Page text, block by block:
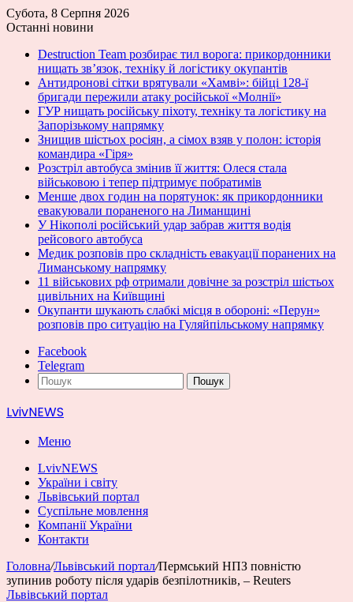
Субота, 8 Серпня 2026
Останні новини
Destruction Team розбирає тил ворога: прикордонники
нищать зв’язок, техніку й логістику окупантів
Антидронові сітки врятували «Хамві»: бійці 128-ї
бригади пережили атаку російської «Молнії»
ГУР нищать російську піхоту, техніку та логістику на
Запорізькому напрямку
Знищив шістьох росіян, а сімох взяв у полон: історія
командира «Гіря»
Розстріл автобуса змінив її життя: Олеся стала
військовою і тепер підтримує побратимів
Менше двох годин на порятунок: як прикордонники
евакуювали пораненого на Лиманщині
У Нікополі російський удар забрав життя водія
рейсового автобуса
Медик розповів про складність евакуації поранених на
Лиманському напрямку
11 військових рф отримали довічне за розстріл шістьох
цивільних на Київщині
Окупанти шукають слабкі місця в обороні: «Перун»
розповів про ситуацію на Гуляйпільському напрямку
Facebook
Telegram
Пошук
LvivNEWS
Меню
LvivNEWS
України і світу
Львівський портал
Суспільне мовлення
Компанії України
Контакти
Головна/Львівський портал/Пермський НПЗ повністю
зупинив роботу після ударів безпілотників, – Reuters
Львівський портал